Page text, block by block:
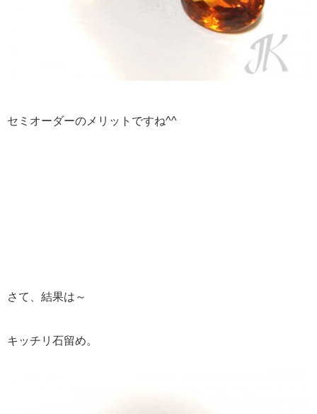
セミオーダーのメリットですね^^
さて、結果は～
キッチリ石留め。